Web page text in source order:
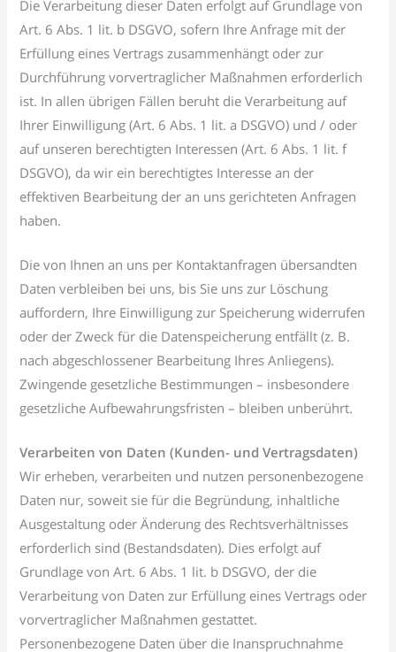
Die Verarbeitung dieser Daten erfolgt auf Grundlage von
Art. 6 Abs. 1 lit. b DSGVO, sofern Ihre Anfrage mit der
Erfüllung eines Vertrags zusammenhängt oder zur
Durchführung vorvertraglicher Maßnahmen erforderlich
ist. In allen übrigen Fällen beruht die Verarbeitung auf
Ihrer Einwilligung (Art. 6 Abs. 1 lit. a DSGVO) und / oder
auf unseren berechtigten Interessen (Art. 6 Abs. 1 lit. f
DSGVO), da wir ein berechtigtes Interesse an der
effektiven Bearbeitung der an uns gerichteten Anfragen
haben.
Die von Ihnen an uns per Kontaktanfragen übersandten
Daten verbleiben bei uns, bis Sie uns zur Löschung
auffordern, Ihre Einwilligung zur Speicherung widerrufen
oder der Zweck für die Datenspeicherung entfällt (z. B.
nach abgeschlossener Bearbeitung Ihres Anliegens).
Zwingende gesetzliche Bestimmungen – insbesondere
gesetzliche Aufbewahrungsfristen – bleiben unberührt.
Verarbeiten von Daten (Kunden- und Vertragsdaten)
Wir erheben, verarbeiten und nutzen personenbezogene
Daten nur, soweit sie für die Begründung, inhaltliche
Ausgestaltung oder Änderung des Rechtsverhältnisses
erforderlich sind (Bestandsdaten). Dies erfolgt auf
Grundlage von Art. 6 Abs. 1 lit. b DSGVO, der die
Verarbeitung von Daten zur Erfüllung eines Vertrags oder
vorvertraglicher Maßnahmen gestattet.
Personenbezogene Daten über die Inanspruchnahme